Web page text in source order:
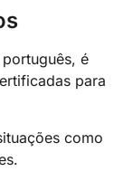
é
para
como